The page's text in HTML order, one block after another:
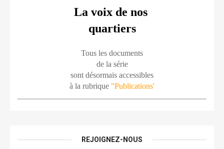
La voix de nos
quartiers
Tous les documents
de la série
sont désormais accessibles
à la rubrique "Publications'
REJOIGNEZ-NOUS